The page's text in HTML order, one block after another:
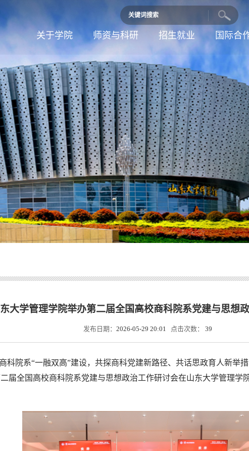
关于学院 师资与科研 招生就业 国际合
大学管理学院举办第二届全国高校商科院系党建与思想
发布日期： 2026-05-29 20:01 点击次数： 39
科院系“一融双高”建设，共探商科党建新路径、共话思政育人新举
届全国高校商科院系党建与思想政治工作研讨会在山东大学管理学